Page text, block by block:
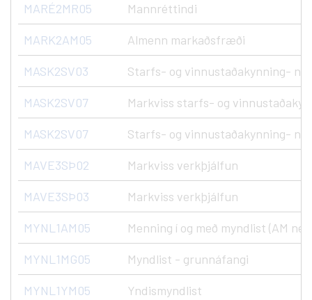
MARÉ2MR05 Mannréttindi
MARK2AM05 Almenn markaðsfræði
MASK2SV03 Starfs- og vinnustaðakynning-
MASK2SV07 Markviss starfs- og
MASK2SV07 Starfs- og vinnustaðakynning-
MAVE3SÞ02 Markviss verkþjálfun
MAVE3SÞ03 Markviss verkþjálfun
MYNL1AM05 Menning í og með myndlist (AM
MYNL1MG05 Myndlist - grunnáfangi
MYNL1YM05 Yndismyndlist